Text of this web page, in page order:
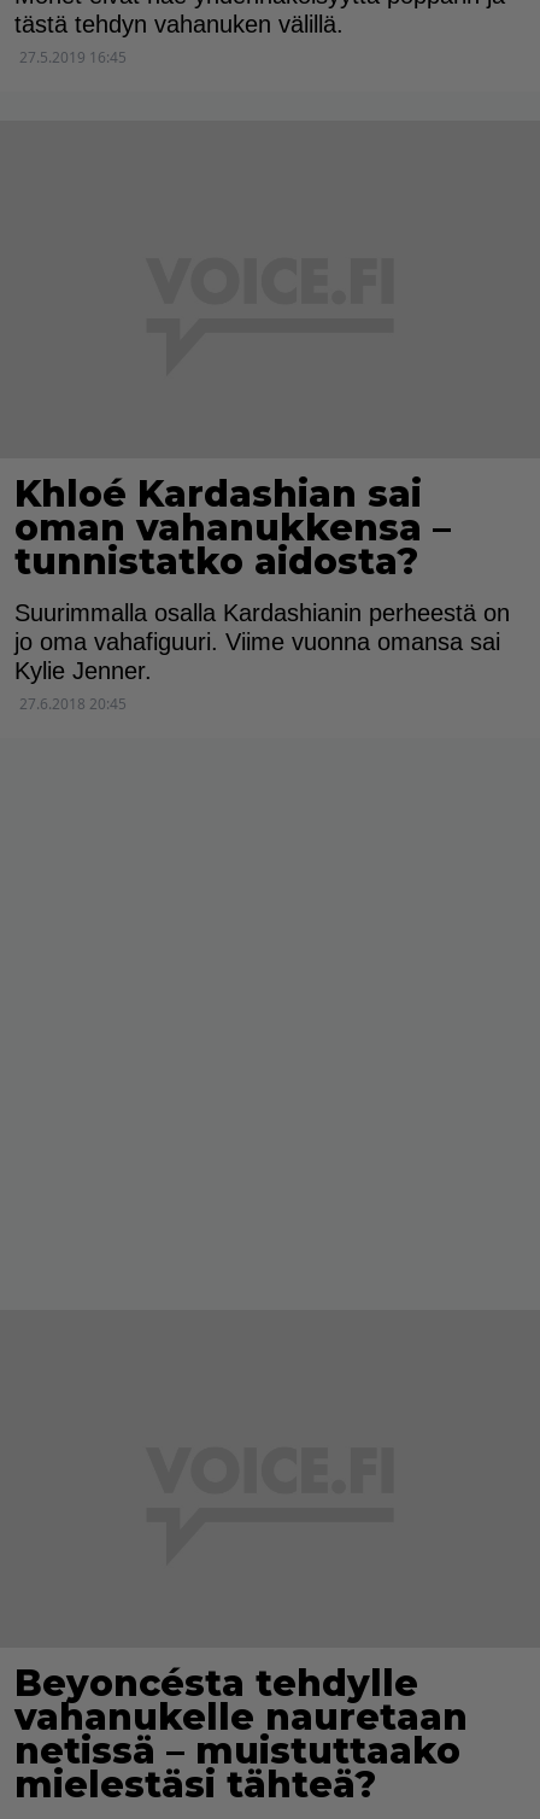
tästä tehdyn vahanuken välillä.
27.5.2019 16:45
Khloé Kardashian sai
oman vahanukkensa –
tunnistatko aidosta?
Suurimmalla osalla Kardashianin perheestä on
jo oma vahafiguuri. Viime vuonna omansa sai
Kylie Jenner.
27.6.2018 20:45
Beyoncésta tehdylle
vahanukelle nauretaan
netissä – muistuttaako
mielestäsi tähteä?